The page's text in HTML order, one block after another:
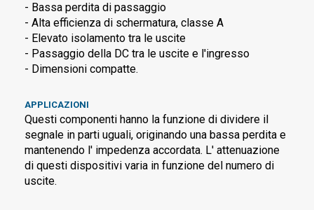
- Bassa perdita di passaggio
- Alta efficienza di schermatura, classe A
- Elevato isolamento tra le uscite
- Passaggio della DC tra le uscite e l'ingresso
- Dimensioni compatte.
APPLICAZIONI
Questi componenti hanno la funzione di dividere il
segnale in parti uguali, originando una bassa perdita e
mantenendo l' impedenza accordata. L' attenuazione
di questi dispositivi varia in funzione del numero di
uscite.